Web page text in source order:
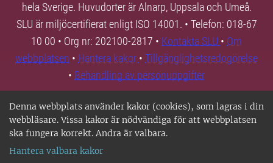
Denna webbplats använder kakor (cookies), som lagras i din
webbläsare. Vissa kakor är nödvändiga för att webbplatsen
ska fungera korrekt. Andra är valbara.
Hantera valbara kakor
hela Sverige. Huvudorter är Alnarp, Uppsala och Umeå.
SLU är miljöcertifierat enligt ISO 14001. • Telefon: 018-67
10 00 • Org nr: 202100-2817 • Kontakta SLU • Om
webbplatsen • Hantera kakor • Tillgänglighetsredogörelse
• Behandling av personuppgifter